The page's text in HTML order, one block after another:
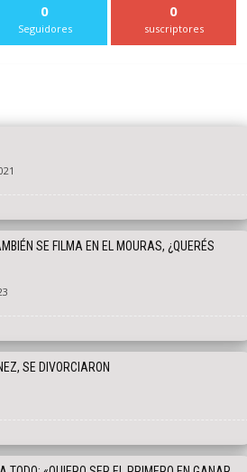
0
Seguidores
0
suscriptores
SE FILMA EN EL MOURAS, ¿QUERÉS
SE DIVORCIARON